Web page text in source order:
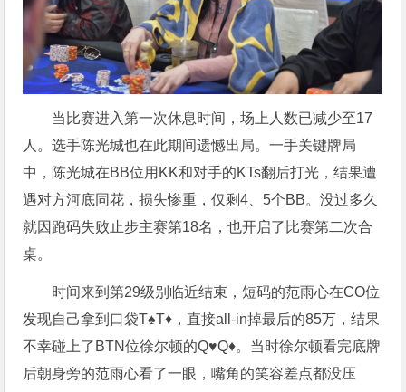
当比赛进入第一次休息时间，场上人数已减少至17
人。选手陈光城也在此期间遗憾出局。一手关键牌局
中，陈光城在BB位用KK和对手的KTs翻后打光，结果遭
遇对方河底同花，损失惨重，仅剩4、5个BB。没过多久
就因跑码失败止步主赛第18名，也开启了比赛第二次合
桌。
时间来到第29级别临近结束，短码的范雨心在CO位
发现自己拿到口袋T♠T♦，直接all-in掉最后的85万，结果
不幸碰上了BTN位徐尔顿的Q♥Q♦。当时徐尔顿看完底牌
后朝身旁的范雨心看了一眼，嘴角的笑容差点都没压